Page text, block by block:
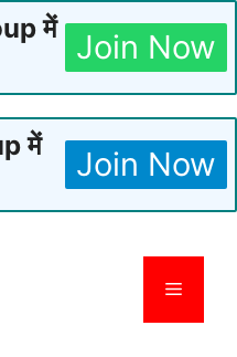
में
Join Now
में
Join Now
Menu